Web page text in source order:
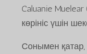
Caluanie
көрініс үшін
Сонымен